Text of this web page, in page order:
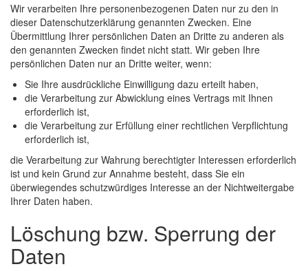
Wir verarbeiten Ihre personenbezogenen Daten nur zu den in
dieser Datenschutzerklärung genannten Zwecken. Eine
Übermittlung Ihrer persönlichen Daten an Dritte zu anderen als
den genannten Zwecken findet nicht statt. Wir geben Ihre
persönlichen Daten nur an Dritte weiter, wenn:
Sie Ihre ausdrückliche Einwilligung dazu erteilt haben,
die Verarbeitung zur Abwicklung eines Vertrags mit Ihnen
erforderlich ist,
die Verarbeitung zur Erfüllung einer rechtlichen Verpflichtung
erforderlich ist,
die Verarbeitung zur Wahrung berechtigter Interessen erforderlich
ist und kein Grund zur Annahme besteht, dass Sie ein
überwiegendes schutzwürdiges Interesse an der Nichtweitergabe
Ihrer Daten haben.
Löschung bzw. Sperrung der
Daten